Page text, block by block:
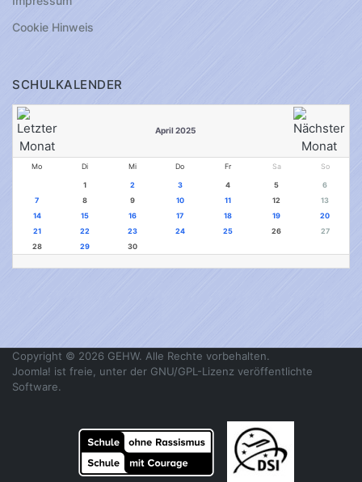
Cookie Hinweis
SCHULKALENDER
April 2025
Mo Di Mi Do Fr Sa So
1 2 3 4 5
6
7
8 9 10 11 12
13
14
15 16 17 18 19
20
21
22 23 24 25 26
27
28
29 30
Copyright © 2026 GEHW. Alle Rechte vorbehalten.
Joomla! ist freie, unter der GNU/GPL-Lizenz veröffentlichte
Software.